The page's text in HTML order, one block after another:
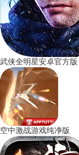
武侠全明星安卓官方版
空中激战游戏纯净版